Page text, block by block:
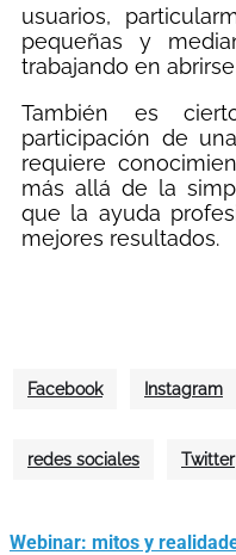
usuarios,
pequeñas y
trabajando en
También es
participación de
requiere
más allá de la
que la ayuda
mejores resultados.
Facebook Instagram
redes sociales Twitter
Webinar: mitos y